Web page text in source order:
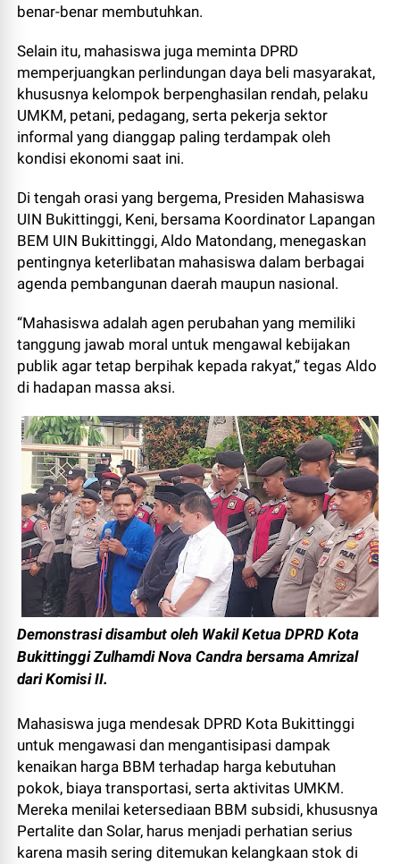
benar-benar membutuhkan.
Selain itu, mahasiswa juga meminta DPRD
memperjuangkan perlindungan daya beli masyarakat,
khususnya kelompok berpenghasilan rendah, pelaku
UMKM, petani, pedagang, serta pekerja sektor
informal yang dianggap paling terdampak oleh
kondisi ekonomi saat ini.
Di tengah orasi yang bergema, Presiden Mahasiswa
UIN Bukittinggi, Keni, bersama Koordinator Lapangan
BEM UIN Bukittinggi, Aldo Matondang, menegaskan
pentingnya keterlibatan mahasiswa dalam berbagai
agenda pembangunan daerah maupun nasional.
“Mahasiswa adalah agen perubahan yang memiliki
tanggung jawab moral untuk mengawal kebijakan
publik agar tetap berpihak kepada rakyat,” tegas Aldo
di hadapan massa aksi.
Demonstrasi disambut oleh Wakil Ketua DPRD Kota
Bukittinggi Zulhamdi Nova Candra bersama Amrizal
dari Komisi II.
Mahasiswa juga mendesak DPRD Kota Bukittinggi
untuk mengawasi dan mengantisipasi dampak
kenaikan harga BBM terhadap harga kebutuhan
pokok, biaya transportasi, serta aktivitas UMKM.
Mereka menilai ketersediaan BBM subsidi, khususnya
Pertalite dan Solar, harus menjadi perhatian serius
karena masih sering ditemukan kelangkaan stok di